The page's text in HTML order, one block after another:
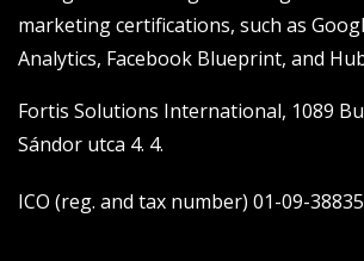
marketing certifications, such as
Analytics, Facebook Blueprint, and
Fortis Solutions International, 1089
Sándor utca 4. 4.
ICO (reg. and tax number) 01-09-